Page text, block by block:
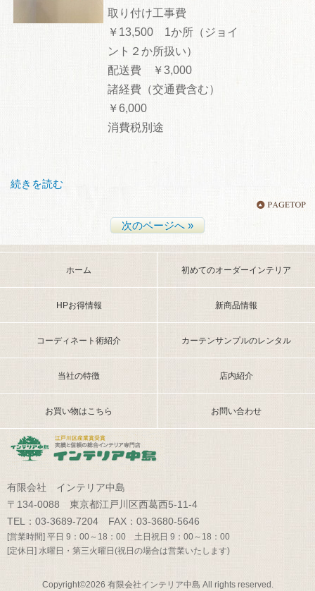
取り付け工事費
￥13,500 1か所（ジョイ
ント２か所扱い）
配送費 ￥3,000
諸経費（交通費含む）
￥6,000
消費税別途
続きを読む
次のページへ »
ホーム 初めてのオーダーインテリア
HPお得情報 新商品情報
コーディネート術紹介 カーテンサンプルのレンタル
当社の特徴 店内紹介
お買い物はこちら お問い合わせ
有限会社 インテリア中島
〒134-0088 東京都江戸川区西葛西5-11-4
TEL：03-3689-7204 FAX：03-3680-5646
[営業時間] 平日 9：00～18：00 土日祝日 9：00～18：00
[定休日] 水曜日・第三火曜日(祝日の場合は営業いたします)
Copyright©2026 有限会社インテリア中島 All rights reserved.